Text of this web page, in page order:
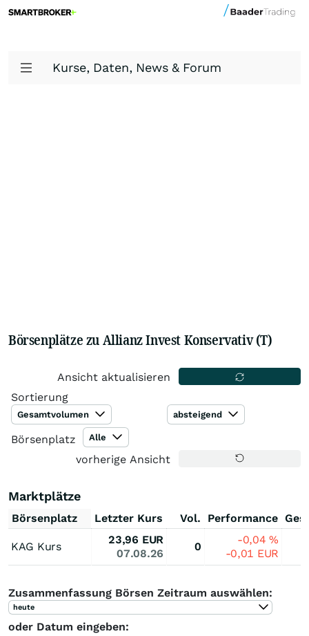
Kurse, Daten, News & Forum
Börsenplätze zu Allianz Invest Konservativ (T)
Ansicht aktualisieren
Sortierung
Gesamtvolumen absteigend
Börsenplatz Alle
vorherige Ansicht
Marktplätze
Börsenplatz Letzter Kurs Vol. Performance
KAG Kurs
23,96 EUR
07.08.26
0
-0,04%
-0,01 EUR
Zusammenfassung Börsen Zeitraum auswählen:
heute
oder Datum eingeben: